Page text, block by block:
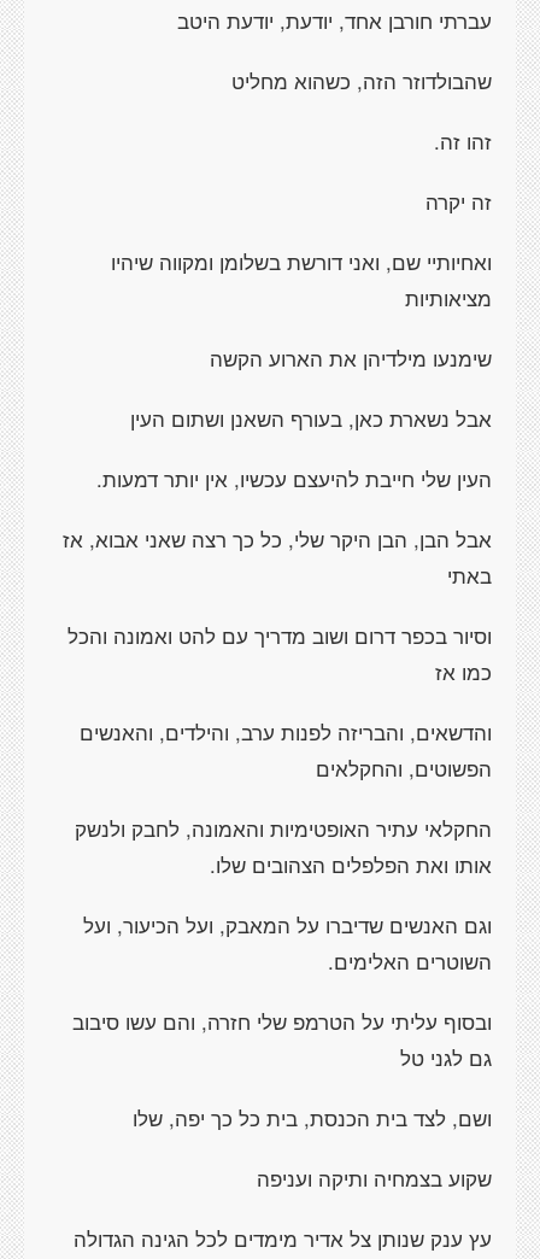
עברתי חורבן אחד, יודעת, יודעת היטב
שהבולדוזר הזה, כשהוא מחליט
זהו זה.
זה יקרה
ואחיותיי שם, ואני דורשת בשלומן ומקווה שיהיו
מציאותיות
שימנעו מילדיהן את הארוע הקשה
אבל נשארת כאן, בעורף השאנן ושתום העין
העין שלי חייבת להיעצם עכשיו, אין יותר דמעות.
אבל הבן, הבן היקר שלי, כל כך רצה שאני אבוא, אז
באתי
וסיור בכפר דרום ושוב מדריך עם להט ואמונה והכל
כמו אז
והדשאים, והבריזה לפנות ערב, והילדים, והאנשים
הפשוטים, והחקלאים
החקלאי עתיר האופטימיות והאמונה, לחבק ולנשק
אותו ואת הפלפלים הצהובים שלו.
וגם האנשים שדיברו על המאבק, ועל הכיעור, ועל
השוטרים האלימים.
ובסוף עליתי על הטרמפ שלי חזרה, והם עשו סיבוב
גם לגני טל
ושם, לצד בית הכנסת, בית כל כך יפה, שלו
שקוע בצמחיה ותיקה ועניפה
עץ ענק שנותן צל אדיר מימדים לכל הגינה הגדולה